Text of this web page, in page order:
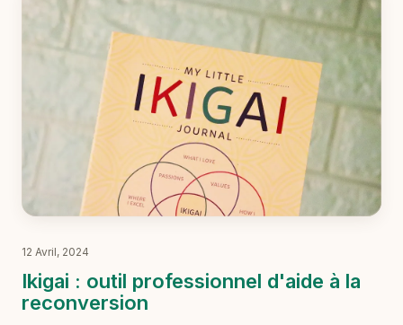
stratégies pour mieux comprendre et gérer nos pensées
afin de cultiver un état d'esprit plus positif et équilibré.
12 Avril, 2024
Ikigai : outil professionnel d'aide à la
reconversion